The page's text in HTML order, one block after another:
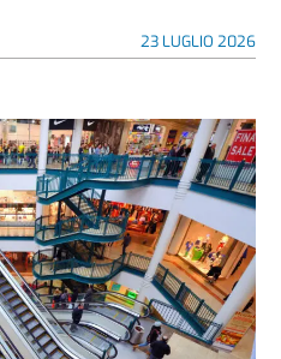
23 LUGLIO 2026